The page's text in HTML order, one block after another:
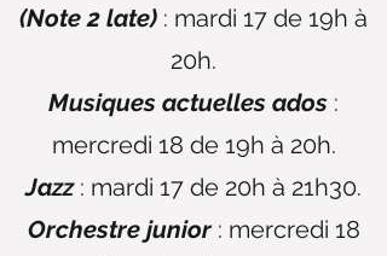
(Note 2 late) : mardi 17 de 19h à
20h.
Musiques actuelles ados :
mercredi 18 de 19h à 20h.
Jazz: mardi 17 de 20h à 21h30.
Orchestre junior: mercredi 18